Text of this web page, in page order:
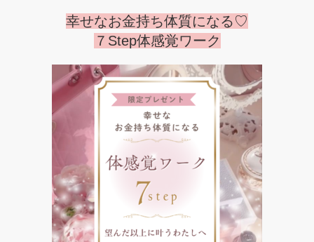
幸せなお金持ち体質になる♡
７Step体感覚ワーク